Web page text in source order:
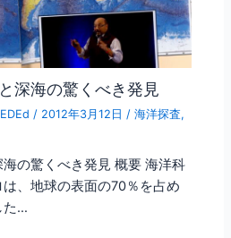
深海の驚くべき発見
/ 2012年3月12日 /海洋探査,
の驚くべき発見 概要 海洋科
、地球の表面の70％を占め
た…